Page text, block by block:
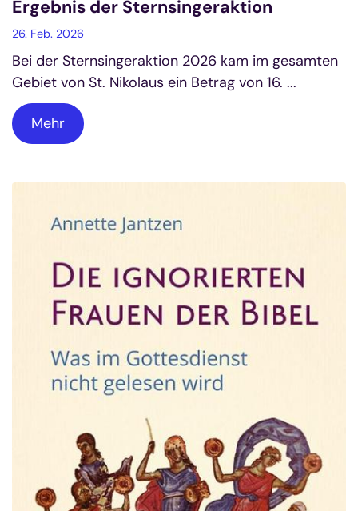
Ergebnis der Sternsingeraktion
26. Feb. 2026
Bei der Sternsingeraktion 2026 kam im gesamten
Gebiet von St. Nikolaus ein Betrag von 16. ...
Mehr